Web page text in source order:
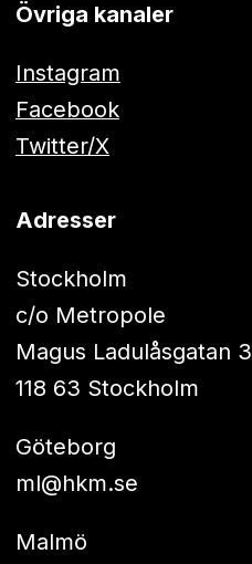
Övriga kanaler
Instagram
Facebook
Twitter/X
Adresser
Stockholm
c/o Metropole
Magus Ladulåsgatan 3
118 63 Stockholm
Göteborg
ml@hkm.se
Malmö